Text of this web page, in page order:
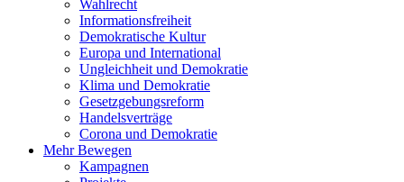
Wahlrecht
Informationsfreiheit
Demokratische Kultur
Europa und International
Ungleichheit und Demokratie
Klima und Demokratie
Gesetzgebungsreform
Handelsverträge
Corona und Demokratie
Mehr Bewegen
Kampagnen